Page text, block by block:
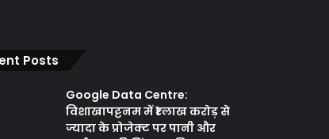
Posts
Google Data Centre:
विशाखापट्टनम में ₹1 लाख करोड़ से
ज्यादा के प्रोजेक्ट पर पानी और